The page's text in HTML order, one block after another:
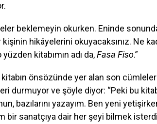
beklemeyin okurken. Eninde
kişinin hikâyelerini okuyacaksınız. Ne
kitabımın adı da,Fasa Fiso.”
kitabın önsözünde yer alan son
durmuyor ve şöyle diyor: “Peki bu
bazılarını yazayım. Ben yeni
bir sanatçıya dair her şeyi bilmek